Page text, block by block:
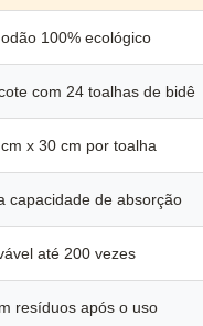
100% ecológico
com 24 toalhas de bidê
x 30 cm por toalha
capacidade de absorção
até 200 vezes
resíduos após o uso